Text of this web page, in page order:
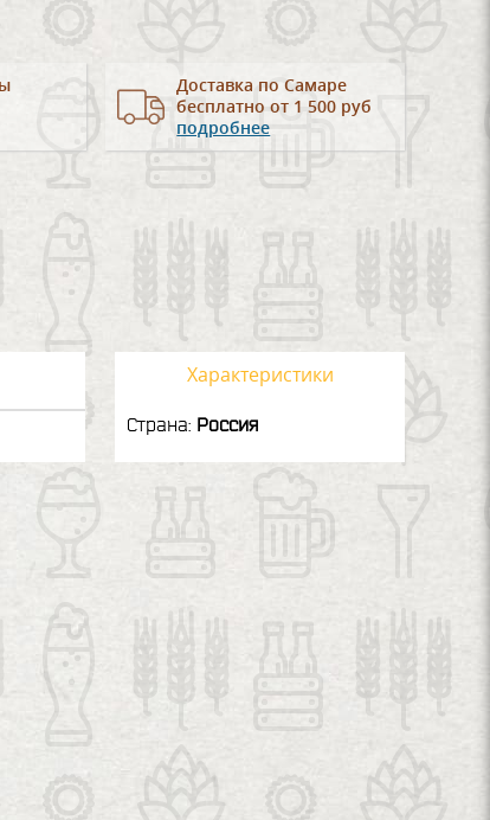
Доставка по Самаре
бесплатно от 1 500 руб
подробнее
Характеристики
Страна: Россия